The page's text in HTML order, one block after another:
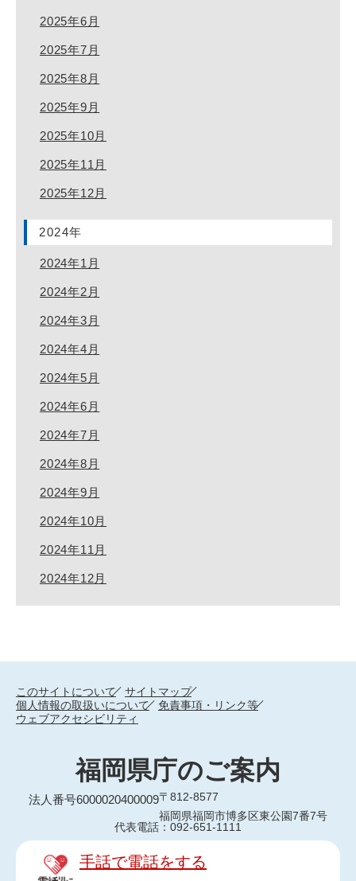
2025年6月
2025年7月
2025年8月
2025年9月
2025年10月
2025年11月
2025年12月
2024年
2024年1月
2024年2月
2024年3月
2024年4月
2024年5月
2024年6月
2024年7月
2024年8月
2024年9月
2024年10月
2024年11月
2024年12月
このサイトについて
サイトマップ
個人情報の取扱いについて
免責事項・リンク等
ウェブアクセシビリティ
福岡県庁のご案内
法人番号6000020400009〒812-8577
福岡県福岡市博多区東公園7番7号
代表電話：092-651-1111
手話で電話をする